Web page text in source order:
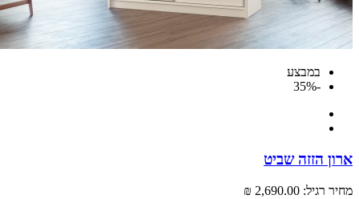
במבצע
הזזה שביט
רגיל: 2,690.00 ₪